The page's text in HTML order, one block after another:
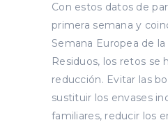
Con estos datos de
primera semana y
Semana Europea de
Residuos, los retos se
reducción. Evitar las
sustituir los envases
familiares, reducir los